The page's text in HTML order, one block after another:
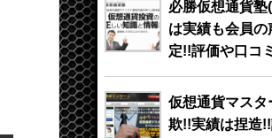
必勝仮想通貨塾
は実績も会員の
定!!評価や口コ
仮想通貨マスタ
欺!!実績は捏造